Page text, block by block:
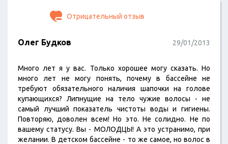
Отрицательный отзыв
Олег Будков 29/01/2013
Много лет я у вас. Только хорошее могу сказать. Но
много лет не могу понять, почему в бассейне не
требуют обязательного наличия шапочки на голове
купающихся? Липнущие на тело чужие волосы - не
самый лучший показатель чистоты воды и гигиены.
Повторяю, доволен всем! Но это. Не солидно. Не по
вашему статусу. Вы - МОЛОДЦЫ! А это устранимо, при
желании. В детском бассейне - то же самое, но волос в